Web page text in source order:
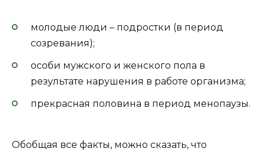
молодые люди – подростки (в период
созревания);
особи мужского и женского пола в
результате нарушения в работе организма;
прекрасная половина в период менопаузы.
Обобщая все факты, можно сказать, что